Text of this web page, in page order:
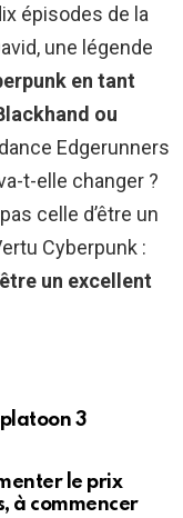
épisodes de la
une légende
en tant
ou
Edgerunners
t-elle changer ?
celle d’être un
Cyberpunk :
un excellent
3
le prix
à commencer